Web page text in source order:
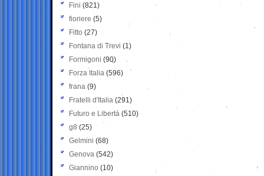
Fini (821)
fioriere (5)
Fitto (27)
Fontana di Trevi (1)
Formigoni (90)
Forza Italia (596)
frana (9)
Fratelli d'Italia (291)
Futuro e Libertà (510)
g8 (25)
Gelmini (68)
Genova (542)
Giannino (10)